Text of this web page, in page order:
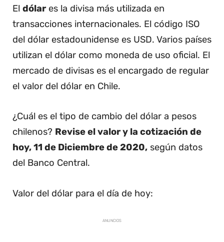
El dólares la divisa más utilizada en
transacciones internacionales. El código ISO
del dólar estadounidense es USD. Varios países
utilizan el dólar como moneda de uso oficial. El
mercado de divisas es el encargado de regular
el valor del dólar en Chile.
¿Cuál es el tipo de cambio del dólar a pesos
chilenos? Revise el valor y la cotización de
hoy, 11 de Diciembre de 2020, según datos
del Banco Central.
Valor del dólar para el día de hoy:
ANUNCIOS